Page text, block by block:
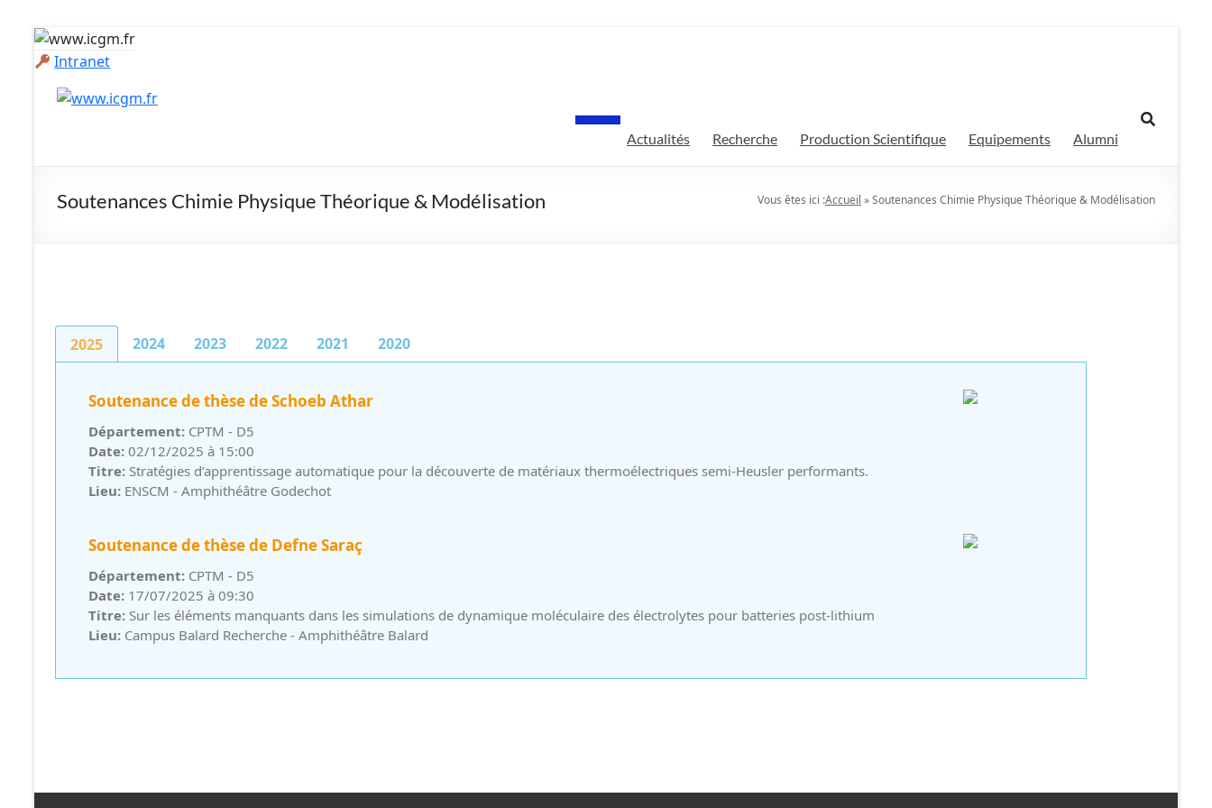
Intranet
Actualités Recherche Production Scientifique Equipements Alumni
Soutenances Chimie Physique Théorique & Modélisation Vous êtes ici :Accueil »Soutenances Chimie Physique Théorique & Modélisation
2025 2024 2023 2022 2021 2020
Soutenance de thèse de Schoeb Athar
Département: CPTM - D5
Date: 02/12/2025 à 15:00
Titre: Stratégies d’apprentissage automatique pour la découverte de matériaux thermoélectriques semi-Heusler performants.
Lieu: ENSCM - Amphithéâtre Godechot
Soutenance de thèse de Defne Saraç
Département: CPTM - D5
Date: 17/07/2025 à 09:30
Titre: Sur les éléments manquants dans les simulations de dynamique moléculaire des électrolytes pour batteries post-lithium
Lieu: Campus Balard Recherche - Amphithéâtre Balard